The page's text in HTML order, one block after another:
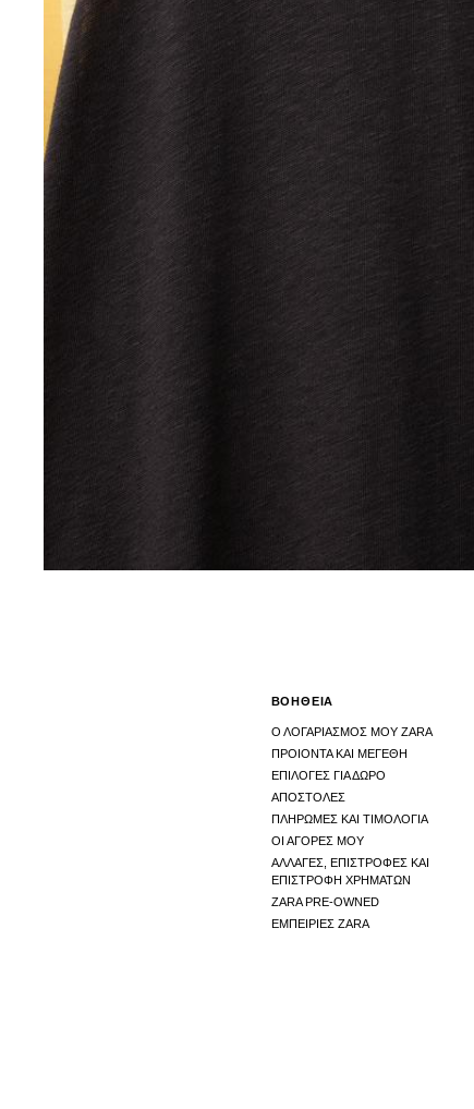
ΒΟΗΘΕΙΑ
Ο ΛΟΓΑΡΙΑΣΜΟΣ ΜΟΥ ZARA
ΠΡΟΙΟΝΤΑ ΚΑΙ ΜΕΓΕΘΗ
ΕΠΙΛΟΓΕΣ ΓΙΑ ΔΩΡΟ
ΑΠΟΣΤΟΛΕΣ
ΠΛΗΡΩΜΕΣ ΚΑΙ ΤΙΜΟΛΟΓΙΑ
ΟΙ ΑΓΟΡΕΣ ΜΟΥ
ΑΛΛΑΓΕΣ, ΕΠΙΣΤΡΟΦΕΣ ΚΑΙ
ΕΠΙΣΤΡΟΦΗ ΧΡΗΜΑΤΩΝ
ZARA PRE-OWNED
ΕΜΠΕΙΡΙΕΣ ZARA